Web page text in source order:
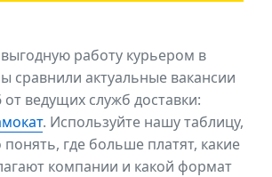
работу курьером в
сравнили актуальные вакансии
от ведущих служб доставки:
. Используйте нашу таблицу,
где больше платят, какие
компании и какой формат